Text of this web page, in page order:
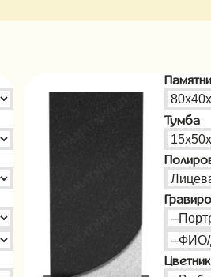
Тумба
Цветник